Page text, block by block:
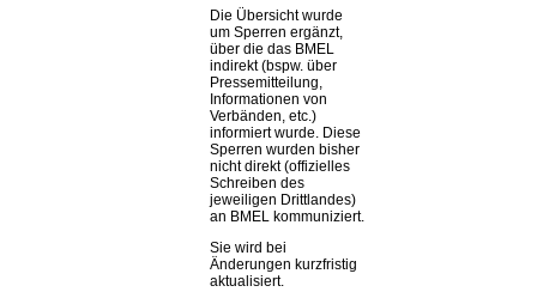
Die Übersicht wurde
um Sperren ergänzt,
über die das BMEL
indirekt (bspw. über
Pressemitteilung,
Informationen von
Verbänden, etc.)
informiert wurde. Diese
Sperren wurden bisher
nicht direkt (offizielles
Schreiben des
jeweiligen Drittlandes)
an BMEL kommuniziert.
Sie wird bei
Änderungen kurzfristig
aktualisiert.